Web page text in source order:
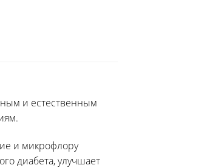
и естественным
и микрофлору
диабета, улучшает